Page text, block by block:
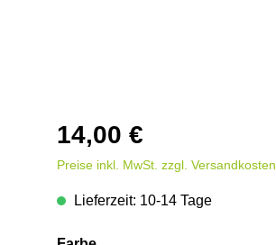
14,00 €
Preise inkl. MwSt. zzgl. Versandkosten
Lieferzeit: 10-14 Tage